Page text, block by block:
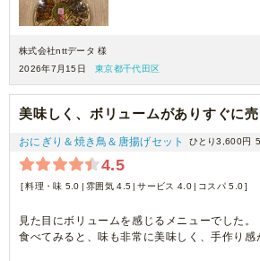
株式会社nttデータ 様
2026年7月15日
東京都千代田区
美味しく、ボリュームがありすぐに
おにぎり＆焼き鳥＆唐揚げセット ひとり3,600円
4.5
料理・味 5.0 雰囲気 4.5 サービス 4.0 コスパ 5.0
見た目にボリュームを感じるメニューでした。
食べてみると、味も非常に美味しく、手作り感